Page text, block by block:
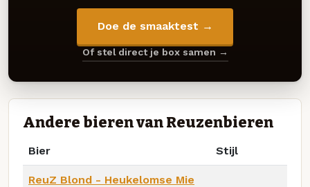
Doe de smaaktest →
Of stel direct je box samen →
Andere bieren van Reuzenbieren
Bier Stijl
ReuZ Blond - Heukelomse Mie